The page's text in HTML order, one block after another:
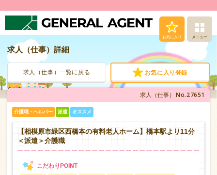
お気に入り メニュー
人材派遣サービス
転職支援サービス
登録から就業まで
求人（仕事）詳細
求人（仕事）一覧に戻る お気に入り登録
求人（仕事） No.27651
介護職・ヘルパー 派遣 オススメ
【相模原市緑区西橋本の有料老人ホーム】橋本駅より11分
＜派遣＞介護職